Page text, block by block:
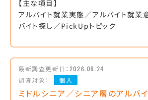
【主な項目】
アルバイト就業実態／アルバイト就業
バイト探し／PickUpトピック
最新調査更新日： 2026.06.24
調査対象：
個人
ミドルシニア／シニア層のアルバ